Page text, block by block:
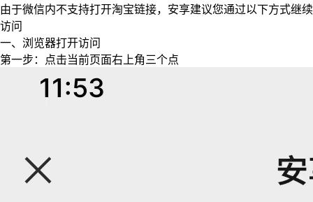
由于微信内不支持打开淘宝链接，安享建议您通过以下方式继续
访问
一、浏览器打开访问
第一步：点击当前页面右上角三个点